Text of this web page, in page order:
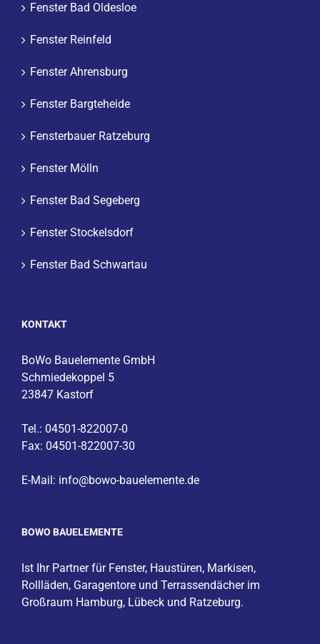
Fenster Bad Oldesloe
Fenster Reinfeld
Fenster Ahrensburg
Fenster Bargteheide
Fensterbauer Ratzeburg
Fenster Mölln
Fenster Bad Segeberg
Fenster Stockelsdorf
Fenster Bad Schwartau
KONTAKT
BoWo Bauelemente GmbH
Schmiedekoppel 5
23847 Kastorf
Tel.: 04501-822007-0
Fax: 04501-822007-30
E-Mail: info@bowo-bauelemente.de
BOWO BAUELEMENTE
Ist Ihr Partner für Fenster, Haustüren, Markisen,
Rollläden, Garagentore und Terrassendächer im
Großraum Hamburg, Lübeck und Ratzeburg.